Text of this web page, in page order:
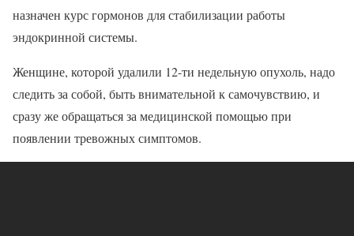
назначен курс гормонов для стабилизации работы
эндокринной системы.
Женщине, которой удалили 12-ти недельную опухоль, надо
следить за собой, быть внимательной к самочувствию, и
сразу же обращаться за медицинской помощью при
появлении тревожных симптомов.